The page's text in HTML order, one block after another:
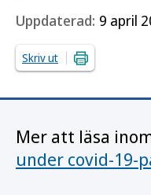
Uppdaterad: 9 april
Skriv ut
Mer att läsa
under covid-19-